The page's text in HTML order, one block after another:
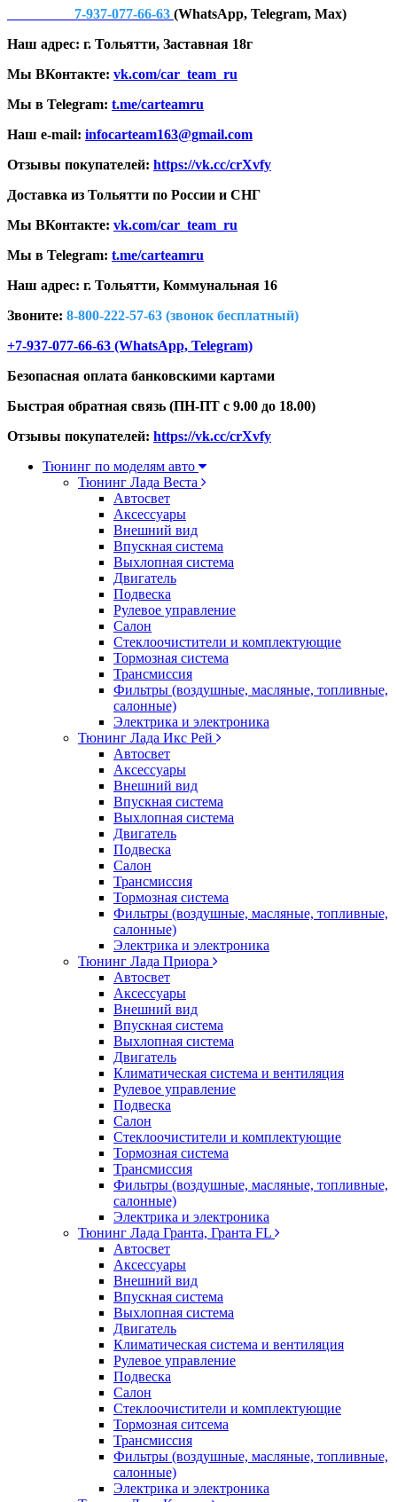
7-937-077-66-63 (WhatsApp, Telegram, Max)
Наш адрес: г. Тольятти, Заставная 18г
Мы ВКонтакте: vk.com/car_team_ru
Мы в Telegram: t.me/carteamru
Наш e-mail: infocarteam163@gmail.com
Отзывы покупателей: https://vk.cc/crXvfy
Доставка из Тольятти по России и СНГ
Мы ВКонтакте: vk.com/car_team_ru
Мы в Telegram: t.me/carteamru
Наш адрес: г. Тольятти, Коммунальная 16
Звоните: 8-800-222-57-63 (звонок бесплатный)
+7-937-077-66-63 (WhatsApp, Telegram)
Безопасная оплата банковскими картами
Быстрая обратная связь (ПН-ПТ с 9.00 до 18.00)
Отзывы покупателей: https://vk.cc/crXvfy
Тюнинг по моделям авто
Тюнинг Лада Веста
Автосвет
Аксессуары
Внешний вид
Впускная система
Выхлопная система
Двигатель
Подвеска
Рулевое управление
Салон
Стеклоочистители и комплектующие
Тормозная система
Трансмиссия
Фильтры (воздушные, масляные, топливные,
салонные)
Электрика и электроника
Тюнинг Лада Икс Рей
Автосвет
Аксессуары
Внешний вид
Впускная система
Выхлопная система
Двигатель
Подвеска
Салон
Трансмиссия
Тормозная система
Фильтры (воздушные, масляные, топливные,
салонные)
Электрика и электроника
Тюнинг Лада Приора
Автосвет
Аксессуары
Внешний вид
Впускная система
Выхлопная система
Двигатель
Климатическая система и вентиляция
Рулевое управление
Подвеска
Салон
Стеклоочистители и комплектующие
Тормозная система
Трансмиссия
Фильтры (воздушные, масляные, топливные,
салонные)
Электрика и электроника
Тюнинг Лада Гранта, Гранта FL
Автосвет
Аксессуары
Внешний вид
Впускная система
Выхлопная система
Двигатель
Климатическая система и вентиляция
Рулевое управление
Подвеска
Салон
Стеклоочистители и комплектующие
Тормозная ситсема
Трансмиссия
Фильтры (воздушные, масляные, топливные,
салонные)
Электрика и электроника